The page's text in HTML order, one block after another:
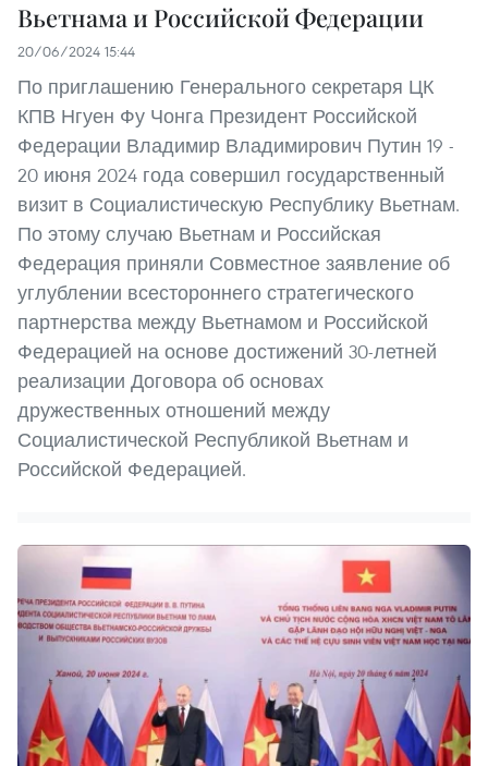
Вьетнама и Российской Федерации
20/06/2024 15:44
По приглашению Генерального секретаря ЦК
КПВ Нгуен Фу Чонга Президент Российской
Федерации Владимир Владимирович Путин 19 -
20 июня 2024 года совершил государственный
визит в Социалистическую Республику Вьетнам.
По этому случаю Вьетнам и Российская
Федерация приняли Совместное заявление об
углублении всестороннего стратегического
партнерства между Вьетнамом и Российской
Федерацией на основе достижений 30-летней
реализации Договора об основах
дружественных отношений между
Социалистической Республикой Вьетнам и
Российской Федерацией.